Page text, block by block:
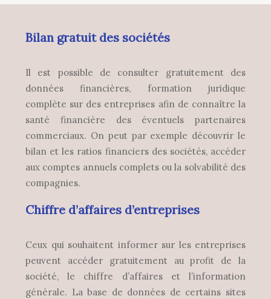
Bilan gratuit des sociétés
Il est possible de consulter gratuitement des
données financières, formation juridique
complète sur des entreprises afin de connaître la
santé financière des éventuels partenaires
commerciaux. On peut par exemple découvrir le
bilan et les ratios financiers des sociétés, accéder
aux comptes annuels complets ou la solvabilité des
compagnies.
Chiffre d’affaires d’entreprises
Ceux qui souhaitent informer sur les entreprises
peuvent accéder gratuitement au profit de la
société, le chiffre d’affaires et l’information
générale. La base de données de certains sites